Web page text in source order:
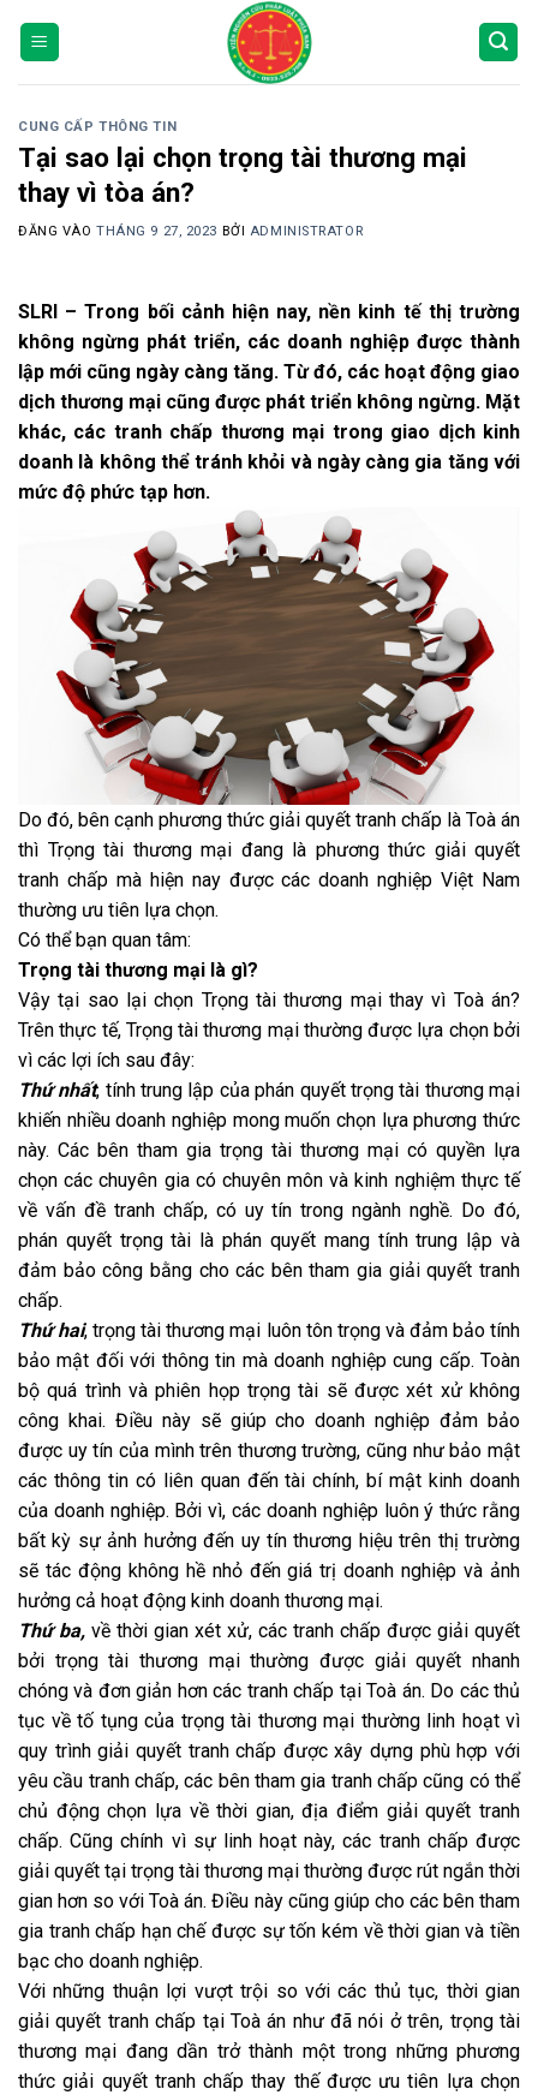
CUNG CẤP THÔNG TIN
Tại sao lại chọn trọng tài thương mại
thay vì tòa án?
ĐĂNG VÀOTHÁNG 9 27, 2023 BỞI ADMINISTRATOR
SLRI – Trong bối cảnh hiện nay, nền kinh tế thị trường
không ngừng phát triển, các doanh nghiệp được thành
lập mới cũng ngày càng tăng. Từ đó, các hoạt động giao
dịch thương mại cũng được phát triển không ngừng. Mặt
khác, các tranh chấp thương mại trong giao dịch kinh
doanh là không thể tránh khỏi và ngày càng gia tăng với
mức độ phức tạp hơn.
Do đó, bên cạnh phương thức giải quyết tranh chấp là Toà án
thì Trọng tài thương mại đang là phương thức giải quyết
tranh chấp mà hiện nay được các doanh nghiệp Việt Nam
thường ưu tiên lựa chọn.
Có thể bạn quan tâm:
Trọng tài thương mại là gì?
Vậy tại sao lại chọn Trọng tài thương mại thay vì Toà án?
Trên thực tế, Trọng tài thương mại thường được lựa chọn bởi
vì các lợi ích sau đây:
Thứ nhất, tính trung lập của phán quyết trọng tài thương mại
khiến nhiều doanh nghiệp mong muốn chọn lựa phương thức
này. Các bên tham gia trọng tài thương mại có quyền lựa
chọn các chuyên gia có chuyên môn và kinh nghiệm thực tế
về vấn đề tranh chấp, có uy tín trong ngành nghề. Do đó,
phán quyết trọng tài là phán quyết mang tính trung lập và
đảm bảo công bằng cho các bên tham gia giải quyết tranh
chấp.
Thứ hai, trọng tài thương mại luôn tôn trọng và đảm bảo tính
bảo mật đối với thông tin mà doanh nghiệp cung cấp. Toàn
bộ quá trình và phiên họp trọng tài sẽ được xét xử không
công khai. Điều này sẽ giúp cho doanh nghiệp đảm bảo
được uy tín của mình trên thương trường, cũng như bảo mật
các thông tin có liên quan đến tài chính, bí mật kinh doanh
của doanh nghiệp. Bởi vì, các doanh nghiệp luôn ý thức rằng
bất kỳ sự ảnh hưởng đến uy tín thương hiệu trên thị trường
sẽ tác động không hề nhỏ đến giá trị doanh nghiệp và ảnh
hưởng cả hoạt động kinh doanh thương mại.
Thứ ba, về thời gian xét xử, các tranh chấp được giải quyết
bởi trọng tài thương mại thường được giải quyết nhanh
chóng và đơn giản hơn các tranh chấp tại Toà án. Do các thủ
tục về tố tụng của trọng tài thương mại thường linh hoạt vì
quy trình giải quyết tranh chấp được xây dựng phù hợp với
yêu cầu tranh chấp, các bên tham gia tranh chấp cũng có thể
chủ động chọn lựa về thời gian, địa điểm giải quyết tranh
chấp. Cũng chính vì sự linh hoạt này, các tranh chấp được
giải quyết tại trọng tài thương mại thường được rút ngắn thời
gian hơn so với Toà án. Điều này cũng giúp cho các bên tham
gia tranh chấp hạn chế được sự tốn kém về thời gian và tiền
bạc cho doanh nghiệp.
Với những thuận lợi vượt trội so với các thủ tục, thời gian
giải quyết tranh chấp tại Toà án như đã nói ở trên, trọng tài
thương mại đang dần trở thành một trong những phương
thức giải quyết tranh chấp thay thế được ưu tiên lựa chọn